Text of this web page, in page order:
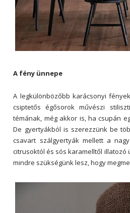
A fény ünnepe
A legkülönbözőbb karácsonyi
csiptetős égősorok művészi
témának, még akkor is, ha csupán
De gyertyákból is szerezzünk be
csavart szálgyertyák mellett a
citrusoktól és sós karamelltől illatozó
mindre szükségünk lesz, hogy